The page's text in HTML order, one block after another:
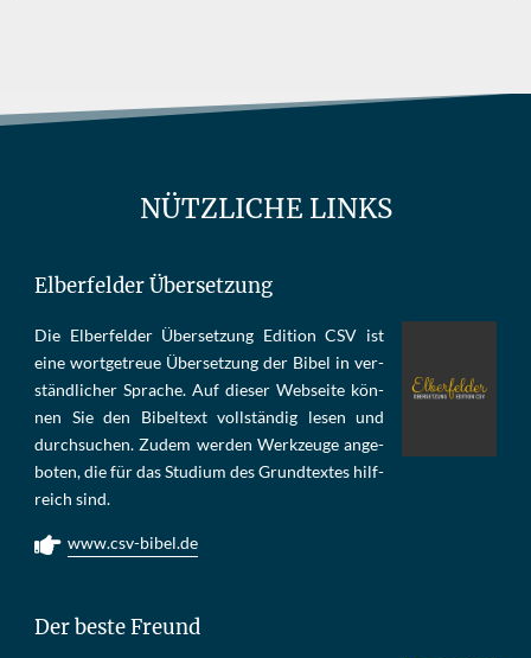
NÜTZLICHE LINKS
Elberfelder Übersetzung
Die Elber­fel­der Über­set­zung Edi­tion CSV ist
eine wort­ge­treue Über­set­zung der Bi­bel in ver­
ständ­li­cher Spra­che. Auf die­ser Web­sei­te kön­
nen Sie den Bi­bel­text voll­stän­dig le­sen und
durch­su­chen. Zu­dem wer­den Werk­zeu­ge an­ge­
bo­ten, die für das Stu­di­um des Grund­tex­tes hilf­
reich sind.
www.csv-bibel.de
Der beste Freund